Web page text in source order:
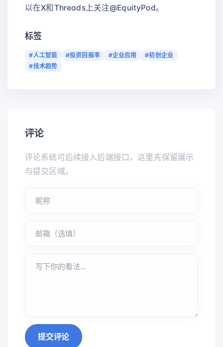
以在X和Threads上关注@EquityPod。
标签
#人工智能 #投资回报率 #企业应用
#初创企业
#技术趋势
评论
评论系统可后续接入后端接口，这里先保留展示
与提交区域。
提交评论